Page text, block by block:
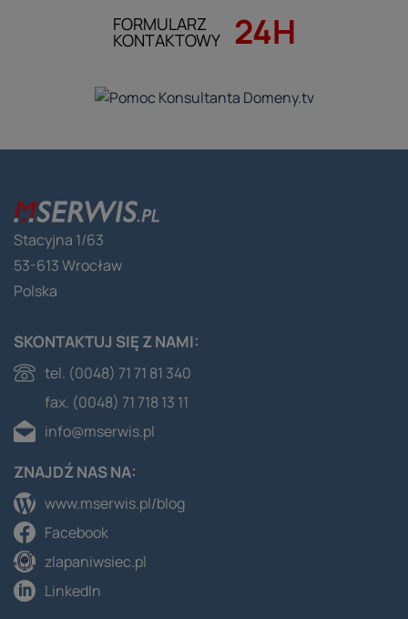
FORMULARZ
KONTAKTOWY 24H
ZNAJDŹ NAS NA:
www.mserwis.pl/blog
Facebook
zlapaniwsiec.pl
LinkedIn
SKONTAKTUJ SIĘ Z NAMI:
tel. (0048) 71 71 81 340
fax. (0048) 71 718 13 11
info@mserwis.pl
Stacyjna 1/63
53-613 Wrocław
Polska